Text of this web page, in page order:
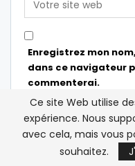
Enregistrez mon
dans ce navigateur
commenterai.
Ce site Web utilise
expérience. Nous
avec cela, mais vous
souhaitez.